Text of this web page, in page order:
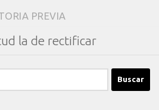
PREVIA
la de rectificar